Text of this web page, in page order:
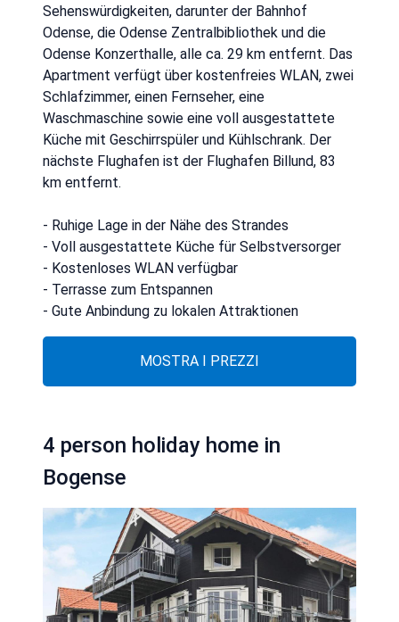
Sehenswürdigkeiten, darunter der Bahnhof
Odense, die Odense Zentralbibliothek und die
Odense Konzerthalle, alle ca. 29 km entfernt. Das
Apartment verfügt über kostenfreies WLAN, zwei
Schlafzimmer, einen Fernseher, eine
Waschmaschine sowie eine voll ausgestattete
Küche mit Geschirrspüler und Kühlschrank. Der
nächste Flughafen ist der Flughafen Billund, 83
km entfernt.
- Ruhige Lage in der Nähe des Strandes
- Voll ausgestattete Küche für Selbstversorger
- Kostenloses WLAN verfügbar
- Terrasse zum Entspannen
- Gute Anbindung zu lokalen Attraktionen
MOSTRA I PREZZI
4 person holiday home in
Bogense